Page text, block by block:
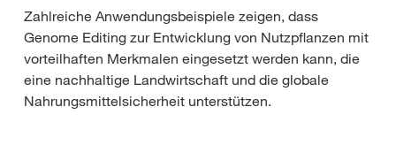
Zahlreiche Anwendungsbeispiele zeigen, dass
Genome Editing zur Entwicklung von Nutzpflanzen mit
vorteilhaften Merkmalen eingesetzt werden kann, die
eine nachhaltige Landwirtschaft und die globale
Nahrungsmittelsicherheit unterstützen.